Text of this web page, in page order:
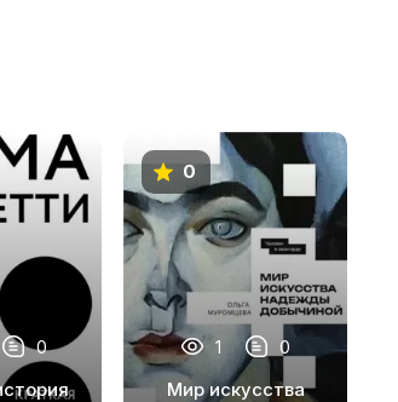
0
0
1 0
Мир искусства